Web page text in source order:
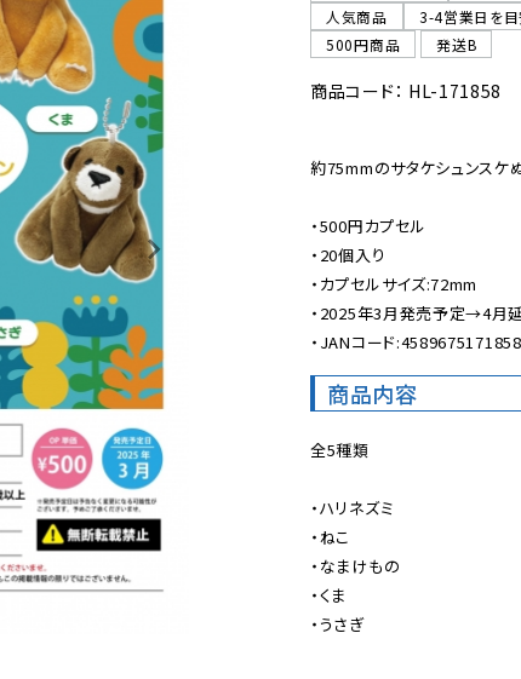
人気商品
3-4営業日を
500円商品
発送B
商品コード： HL-171858
約75mmのサタケシュンスケ
・500円カプセル
・20個入り
・カプセルサイズ:72mm
・2025年3月発売予定→4月
・JANコード:4589675171858
商品内容
全5種類
・ハリネズミ
・ねこ
・なまけもの
・くま
・うさぎ